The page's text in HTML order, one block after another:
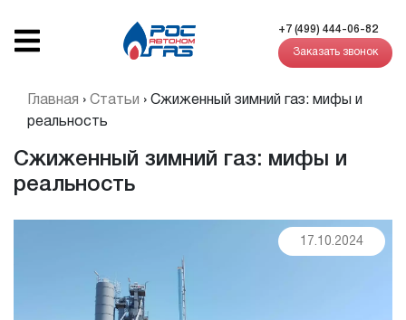
+7 (499) 444-06-82
Заказать звонок
Главная › Статьи › Сжиженный зимний газ: мифы и
реальность
Сжиженный зимний газ: мифы и
реальность
17.10.2024